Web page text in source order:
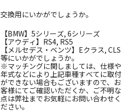
交換用にいかがでしょうか。
【BMW】5シリーズ, 6シリーズ
【アウディ】RS4, RS5
【メルセデス・ベンツ】Eクラス, CLS
等にいかがでしょうか。
※マッチングに関しましては、仕様や
年式などにより上記車種すべてに取付
ができない場合もございますので、お
客様にてご確認いただくか、ご不明な
点は弊社までお気軽にお問い合わせく
ださい。